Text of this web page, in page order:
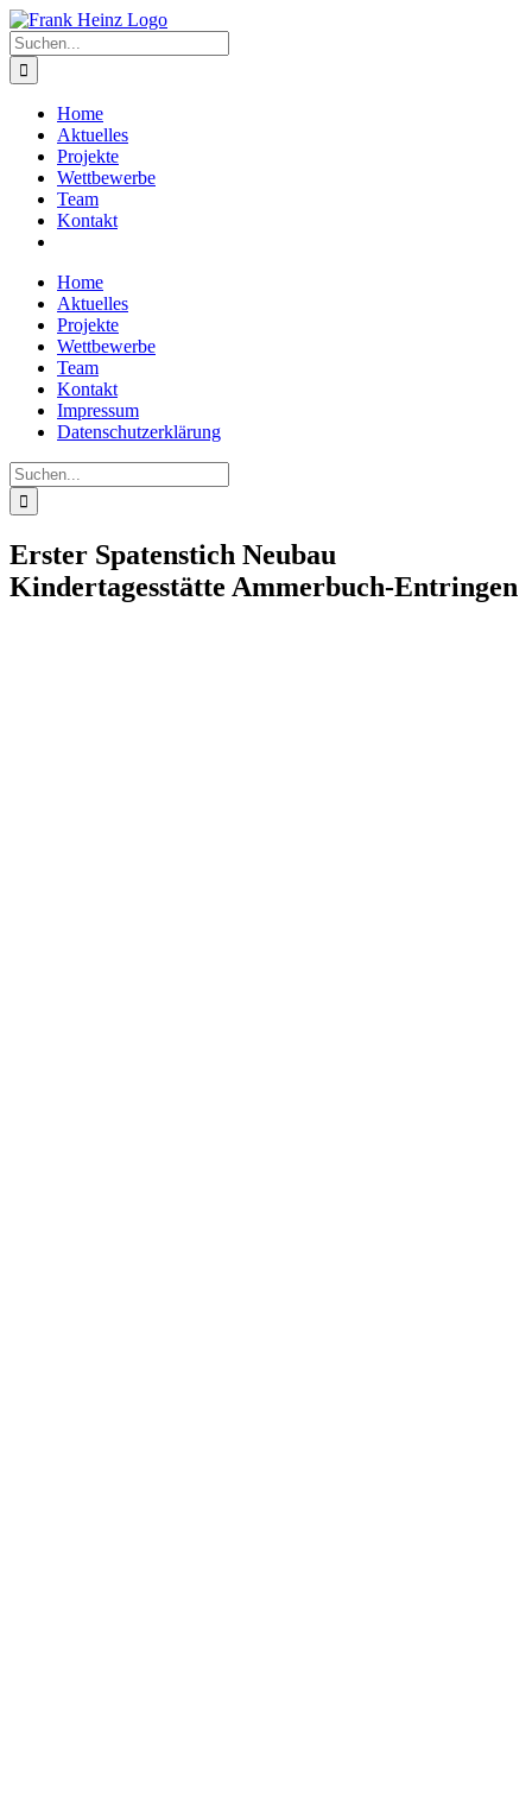
Zum
Inhalt
springen
Suche
nach:
Home
Aktuelles
Projekte
Wettbewerbe
Team
Kontakt
Home
Aktuelles
Projekte
Wettbewerbe
Team
Kontakt
Impressum
Datenschutzerklärung
Suche
nach:
Erster Spatenstich Neubau
Kindertagesstätte Ammerbuch-Entringen